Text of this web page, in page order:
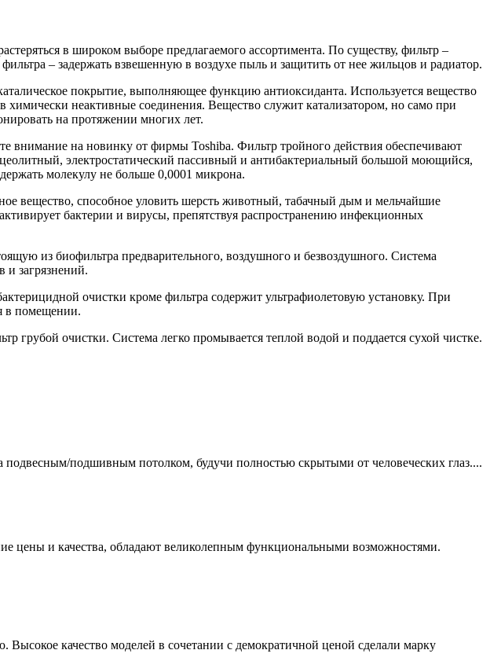
в широком выборе предлагаемого ассортимента. По существу, фильтр –
– задержать взвешенную в воздухе пыль и защитить от нее жильцов и радиатор.
покрытие, выполняющее функцию антиоксиданта. Используется вещество
химически неактивные соединения. Вещество служит катализатором, но само при
на протяжении многих лет.
внимание на новинку от фирмы Toshiba. Фильтр тройного действия обеспечивают
цеолитный, электростатический пассивный и антибактериальный большой моющийся,
молекулу не больше 0,0001 микрона.
вещество, способное уловить шерсть животный, табачный дым и мельчайшие
бактерии и вирусы, препятствуя распространению инфекционных
из биофильтра предварительного, воздушного и безвоздушного. Система
и загрязнений.
очистки кроме фильтра содержит ультрафиолетовую установку. При
в помещении.
грубой очистки. Система легко промывается теплой водой и поддается сухой чистке.
подшивным потолком, будучи полностью скрытыми от человеческих глаз....
цены и качества, обладают великолепным функциональными возможностями.
качество моделей в сочетании с демократичной ценой сделали марку